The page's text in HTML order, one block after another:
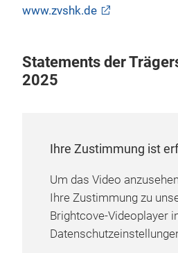
www.zvshk.de
Statements der
2025
Ihre Zustimmung ist
Um das Video
Ihre Zustimmung zu
Brightcove-Videoplayer